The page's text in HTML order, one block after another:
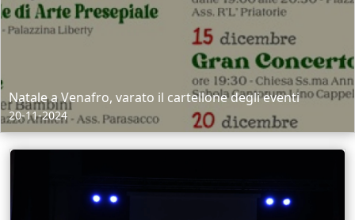
Natale a Venafro, varato il cartellone degli eventi
20-11-2024